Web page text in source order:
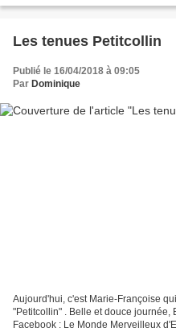
Les tenues Petitcollin
Publié le 16/04/2018 à 09:05
Par Dominique
Aujourd'hui, c'est Marie-Françoise
"Petitcollin" . Belle et douce journée,
Facebook : Le Monde Merveilleux